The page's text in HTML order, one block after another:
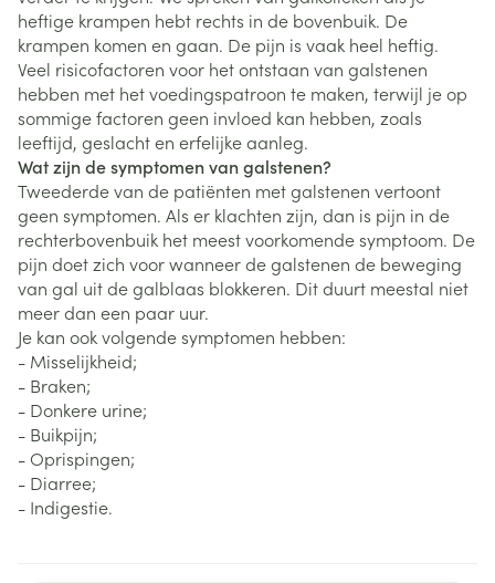
heftige krampen hebt rechts in de bovenbuik. De
krampen komen en gaan. De pijn is vaak heel heftig.
Veel risicofactoren voor het ontstaan van galstenen
hebben met het voedingspatroon te maken, terwijl je op
sommige factoren geen invloed kan hebben, zoals
leeftijd, geslacht en erfelijke aanleg.
Wat zijn de symptomen van galstenen?
Tweederde van de patiënten met galstenen vertoont
geen symptomen. Als er klachten zijn, dan is pijn in de
rechterbovenbuik het meest voorkomende symptoom. De
pijn doet zich voor wanneer de galstenen de beweging
van gal uit de galblaas blokkeren. Dit duurt meestal niet
meer dan een paar uur.
Je kan ook volgende symptomen hebben:
- Misselijkheid;
- Braken;
- Donkere urine;
- Buikpijn;
- Oprispingen;
- Diarree;
- Indigestie.